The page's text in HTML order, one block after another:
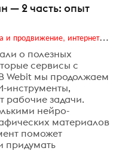
— 2 часть: опыт
Digital (web-дизайн, интернет-реклама и продвижение, интернет-сообщества и блоги, интернет-коммуникации, мобильный маркетинг, реклама на цифровых экранах)
о полезных
сервисы с
Webit мы продолжаем
инструменты,
рабочие задачи.
нейро-
материалов
поможет
придумать